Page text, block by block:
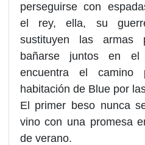
perseguirse con
el rey, ella, su
sustituyen las armas
bañarse juntos en
encuentra el
habitación de Blue por
El primer beso nunca
vino con una promesa
de verano.